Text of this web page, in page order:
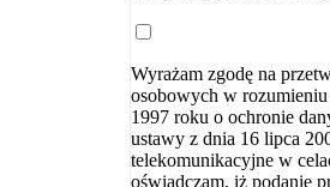
Wyrażam zgodę na
osobowych w
1997 roku o ochronie
ustawy z dnia 16 lipca
telekomunikacyjne w
oświadczam, iż podanie